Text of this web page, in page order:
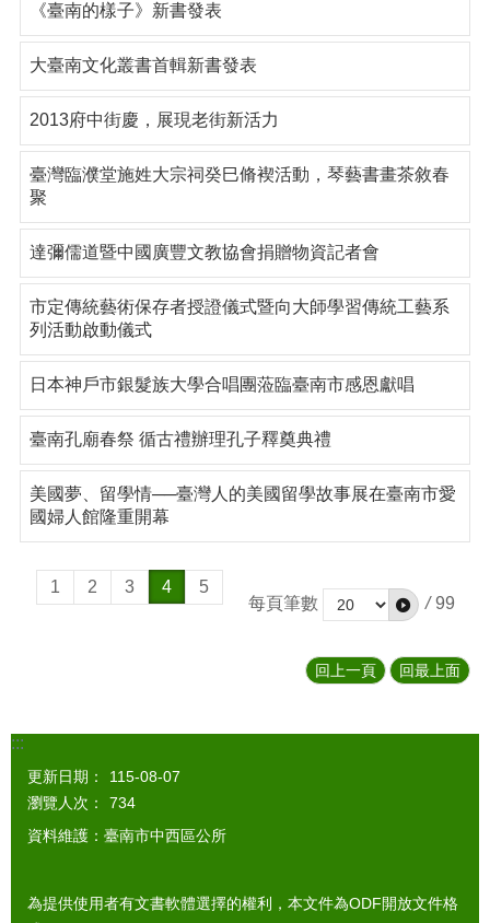
《臺南的樣子》新書發表
大臺南文化叢書首輯新書發表
2013府中街慶，展現老街新活力
臺灣臨濮堂施姓大宗祠癸巳脩褉活動，琴藝書畫茶敘春
聚
達彌儒道暨中國廣豐文教協會捐贈物資記者會
市定傳統藝術保存者授證儀式暨向大師學習傳統工藝系
列活動啟動儀式
日本神戶市銀髮族大學合唱團蒞臨臺南市感恩獻唱
臺南孔廟春祭 循古禮辦理孔子釋奠典禮
美國夢、留學情──臺灣人的美國留學故事展在臺南市愛
國婦人館隆重開幕
1 2 3 4
5
每頁筆數
/ 99
回上一頁 回最上面
:::
更新日期：
115-08-07
瀏覽人次：
734
資料維護：臺南市中西區公所
為提供使用者有文書軟體選擇的權利，本文件為ODF開放文件格